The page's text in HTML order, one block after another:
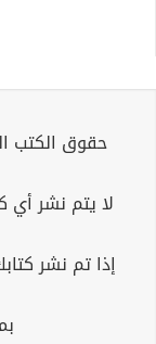
حقوق الكتب
لا يتم نشر
إذا تم نشر